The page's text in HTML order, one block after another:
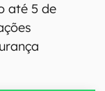
até 5 de